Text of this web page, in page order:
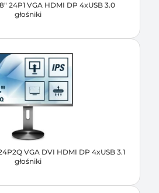
24P1 VGA HDMI DP 4xUSB 3.0
głośniki
VGA DVI HDMI DP 4xUSB 3.1
głośniki